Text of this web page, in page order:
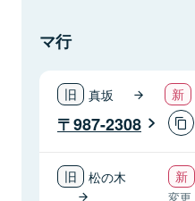
マ行
真坂
987-2308
松の木
変更